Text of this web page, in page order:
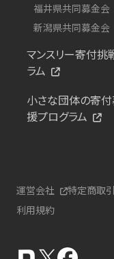
福井県共同募金会
新潟県共同募金会
マンスリー寄付挑
ラム
小さな団体の寄
援プログラム
運営会社 特定商取
利用規約